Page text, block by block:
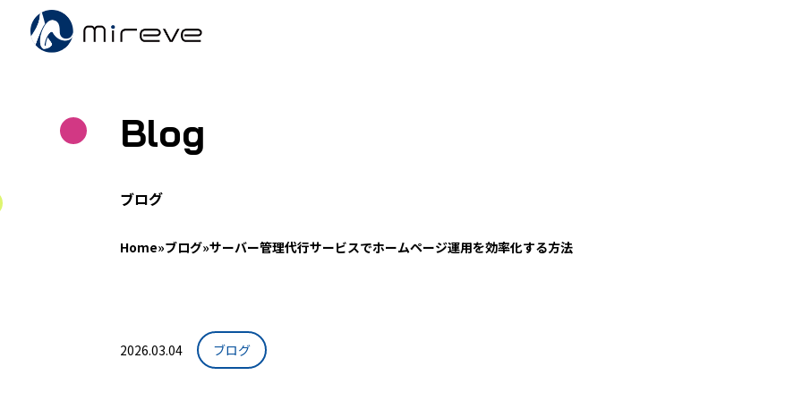
Blog
ブログ
Home»ブログ»サーバー管理代行サービスでホームページ運用を効率化する方法
2026.03.04 ブログ